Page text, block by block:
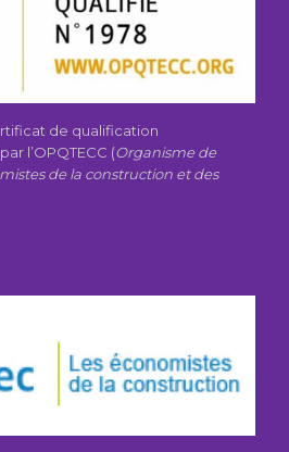
de qualification
l’OPQTECC (Organisme de
de la construction et des